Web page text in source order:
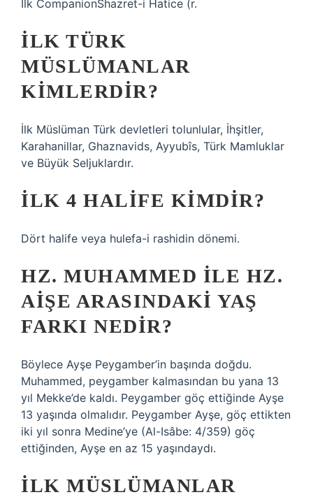
İlk CompanionShazret-i Hatice (r.
İLK TÜRK
MÜSLÜMANLAR
KIMLERDIR?
İlk Müslüman Türk devletleri tolunlular, İhşitler,
Karahanillar, Ghaznavids, Ayyubîs, Türk Mamluklar
ve Büyük Seljuklardır.
İLK 4 HALIFE KIMDIR?
Dört halife veya hulefa-i rashidin dönemi.
HZ. MUHAMMED ILE HZ.
AIŞE ARASINDAKI YAŞ
FARKI NEDIR?
Böylece Ayşe Peygamber’in başında doğdu.
Muhammed, peygamber kalmasından bu yana 13
yıl Mekke’de kaldı. Peygamber göç ettiğinde Ayşe
13 yaşında olmalıdır. Peygamber Ayşe, göç ettikten
iki yıl sonra Medine’ye (Al-Isâbe: 4/359) göç
ettiğinden, Ayşe en az 15 yaşındaydı.
İLK MÜSLÜMANLAR